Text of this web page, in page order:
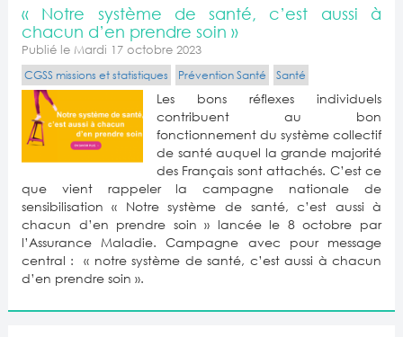
« Notre système de santé, c’est aussi à
chacun d’en prendre soin »
Publié le Mardi 17 octobre 2023
CGSS missions et statistiques
Prévention Santé Santé
Les bons réflexes individuels
contribuent au bon
fonctionnement du système collectif
de santé auquel la grande majorité
des Français sont attachés. C’est ce
que vient rappeler la campagne nationale de
sensibilisation « Notre système de santé, c’est aussi à
chacun d’en prendre soin » lancée le 8 octobre par
l’Assurance Maladie. Campagne avec pour message
central : « notre système de santé, c’est aussi à chacun
d’en prendre soin ».